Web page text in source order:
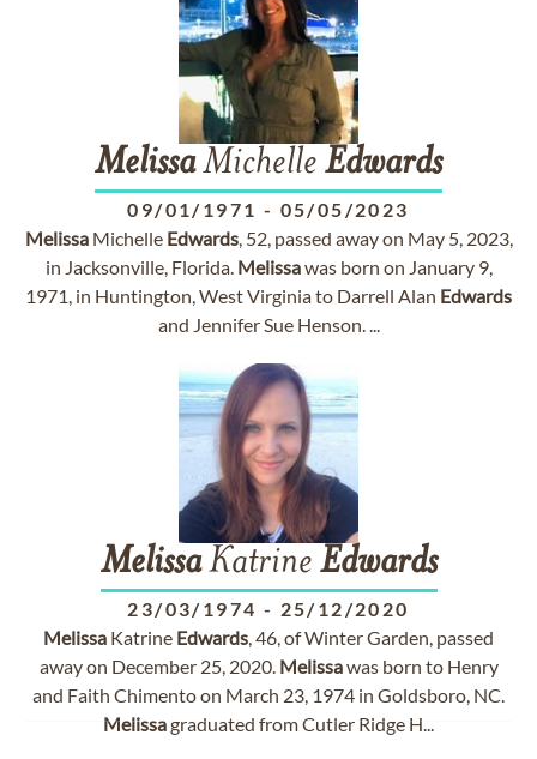
MelissaMichelle Edwards
09/01/1971 - 05/05/2023
MelissaMichelle Edwards, 52, passed away on May 5, 2023,
in Jacksonville, Florida. Melissawas born on January 9,
1971, in Huntington, West Virginia to Darrell Alan Edwards
and Jennifer Sue Henson. ...
MelissaKatrine Edwards
23/03/1974 - 25/12/2020
Melissa Katrine Edwards, 46, of Winter Garden, passed
away on December 25, 2020. Melissawas born to Henry
and Faith Chimento on March 23, 1974 in Goldsboro, NC.
Melissagraduated from Cutler Ridge H...